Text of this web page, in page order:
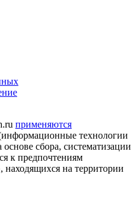
применяются
технологии
сбора, систематизации
к предпочтениям
находящихся на территории